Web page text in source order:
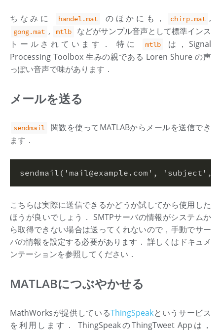
ちなみに handel.mat のほかにも， chirp.mat ,
gong.mat , mtlb
などがサンプル音声として標準インス
トールされています． 特に
mtlb
は，Signal
Processing Toolbox 生みの親である Loren Shure の声
っぽい音声で味があります．
メールを送る
sendmail
関数を使ってMATLABからメールを送信でき
ます．
sendmail( 'mail@example.com' , 'subject' ,
こちらは実際に送信できるかどうか試してから使用した
ほうが良いでしょう． SMTPサーバの情報がシステムか
ら取得できない場合は送ってくれないので，手動でサー
バの情報を設定する必要があります． 詳しくはドキュメ
ンテーションを参照してください．
MATLABにつぶやかせる
MathWorksが提供しているThingSpeakというサービス
を利用します． ThingSpeakのThingTweet Appは，